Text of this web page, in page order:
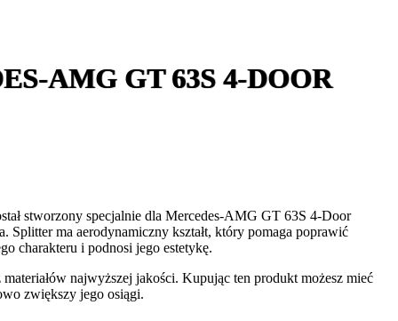
AMG GT 63S 4-DOOR
stworzony specjalnie dla Mercedes-AMG GT 63S 4-Door
Splitter ma aerodynamiczny kształt, który pomaga poprawić
charakteru i podnosi jego estetykę.
najwyższej jakości. Kupując ten produkt możesz mieć
zwiększy jego osiągi.